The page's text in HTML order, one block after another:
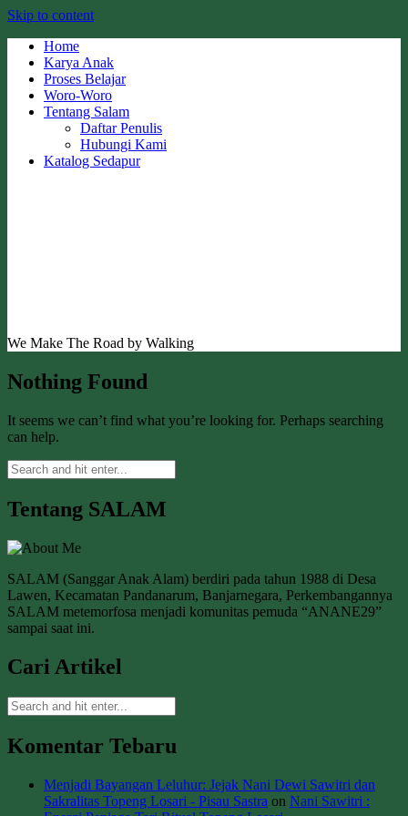
Skip to content
Home
Karya Anak
Proses Belajar
Woro-Woro
Tentang Salam
Daftar Penulis
Hubungi Kami
Katalog Sedapur
We Make The Road by Walking
Nothing Found
It seems we can’t find what you’re looking for. Perhaps searching
can help.
Tentang SALAM
SALAM (Sanggar Anak Alam) berdiri pada tahun 1988 di Desa
Lawen, Kecamatan Pandanarum, Banjarnegara, Perkembangannya
SALAM metemorfosa menjadi komunitas pemuda “ANANE29”
sampai saat ini.
Cari Artikel
Komentar Tebaru
Menjadi Bayangan Leluhur: Jejak Nani Dewi Sawitri dan
Sakralitas Topeng Losari - Pisau Sastra on Nani Sawitri :